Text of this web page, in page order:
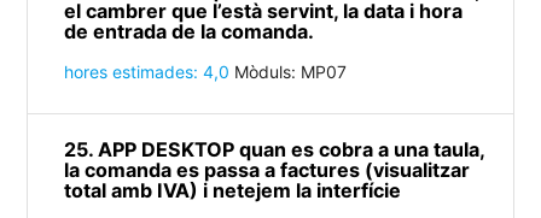
el cambrer que l’està servint, la data i hora
de entrada de la comanda.
hores estimades: 4,0 Mòduls: MP07
25. APP DESKTOP quan es cobra a una taula,
la comanda es passa a factures (visualitzar
total amb IVA) i netejem la interfície